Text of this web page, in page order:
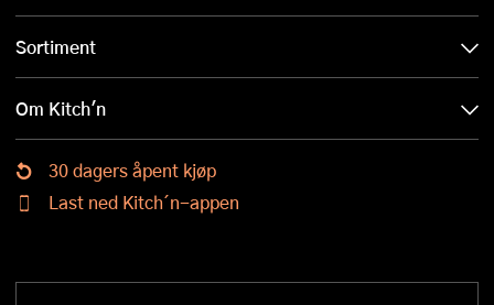
Sortiment
Om Kitch'n
30 dagers åpent kjøp
Last ned Kitch´n-appen